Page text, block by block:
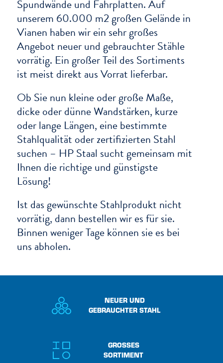
Spundwände und Fahrplatten. Auf
unserem 60.000 m2 großen Gelände in
Vianen haben wir ein sehr großes
Angebot neuer und gebrauchter Stähle
vorrätig. Ein großer Teil des Sortiments
ist meist direkt aus Vorrat lieferbar.
Ob Sie nun kleine oder große Maße,
dicke oder dünne Wandstärken, kurze
oder lange Längen, eine bestimmte
Stahlqualität oder zertifizierten Stahl
suchen – HP Staal sucht gemeinsam mit
Ihnen die richtige und günstigste
Lösung!
Ist das gewünschte Stahlprodukt nicht
vorrätig, dann bestellen wir es für sie.
Binnen weniger Tage können sie es bei
uns abholen.
NEUER UND
GEBRAUCHTER STAHL
GROSSES
SORTIMENT